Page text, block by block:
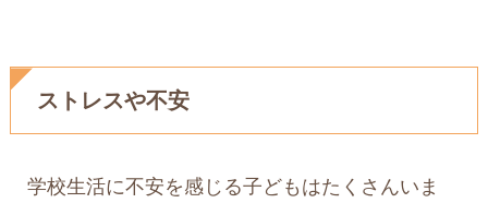
ストレスや不安
学校生活に不安を感じる子どもはたくさんいま